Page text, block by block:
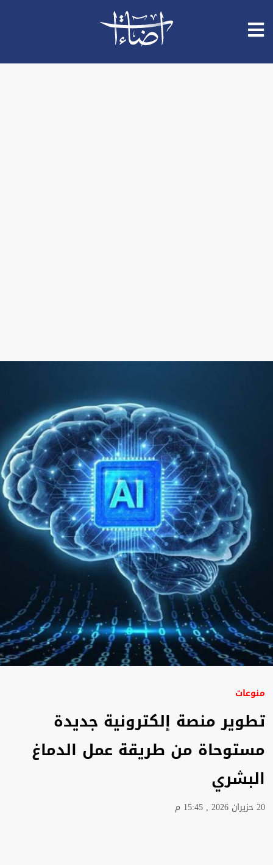
منوعات
تطوير منصة إلكترونية جديدة
مستوحاة من طريقة عمل الدماغ
البشري
20 حزيران 2026 , 15:45 م